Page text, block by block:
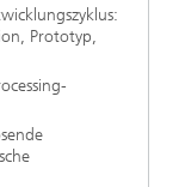
Prototyp,